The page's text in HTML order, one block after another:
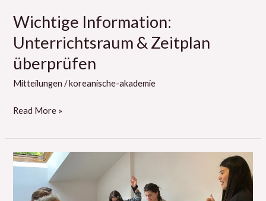
Wichtige Information:
Unterrichtsraum & Zeitplan
überprüfen
Mitteilungen /koreanische-akademie
Read More »
Neue
Konversationskurse
>>Thementag: